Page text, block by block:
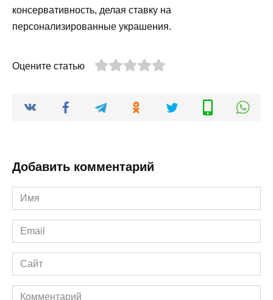
консервативность, делая ставку на
персонализированные украшения.
Оцените статью
Добавить комментарий
Имя
*
Email
*
Сайт
Комментарий